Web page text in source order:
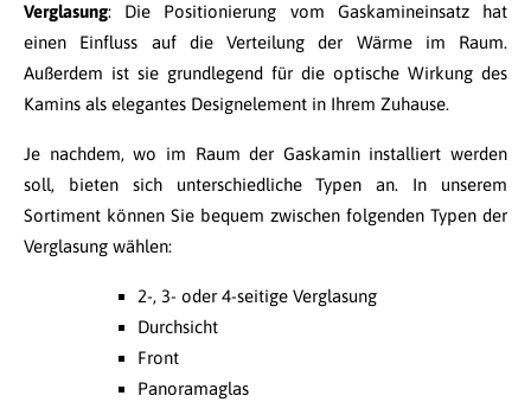
Verglasung: Die Positionierung vom Gaskamineinsatz hat
einen Einfluss auf die Verteilung der Wärme im Raum.
Außerdem ist sie grundlegend für die optische Wirkung des
Kamins als elegantes Designelement in Ihrem Zuhause.
Je nachdem, wo im Raum der Gaskamin installiert werden
soll, bieten sich unterschiedliche Typen an. In unserem
Sortiment können Sie bequem zwischen folgenden Typen der
Verglasung wählen:
2-, 3- oder 4-seitige Verglasung
Durchsicht
Front
Panoramaglas